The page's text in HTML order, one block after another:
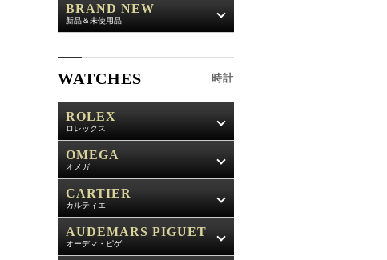
BRAND NEW
新品＆未使用品
WATCHES 時計
ROLEX
ロレックス
OMEGA
オメガ
CARTIER
カルティエ
AUDEMARS PIGUET
オーデマ・ピゲ